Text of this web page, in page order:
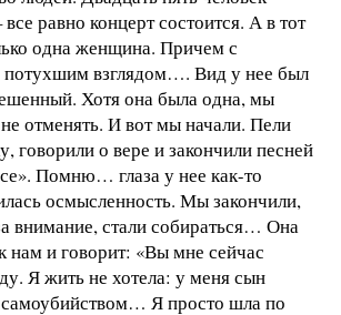
равно концерт состоится. А в тот
одна женщина. Причем с
взглядом…. Вид у нее был
Хотя она была одна, мы
отменять. И вот мы начали. Пели
говорили о вере и закончили песней
Помню… глаза у нее как-то
осмысленность. Мы закончили,
внимание, стали собираться… Она
нам и говорит: «Вы мне сейчас
Я жить не хотела: у меня сын
Я просто шла по